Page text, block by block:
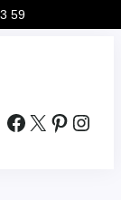
Facebook X Pinterest Instagram
59